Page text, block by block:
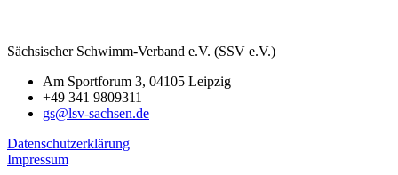
Sächsischer Schwimm-Verband e.V. (SSV e.V.)
Am Sportforum 3, 04105 Leipzig
+49 341 9809311
gs@lsv-sachsen.de
Datenschutzerklärung
Impressum